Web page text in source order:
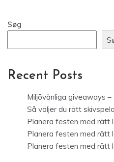
Søg
Recent Posts
Miljövänliga giveaways
Så väljer du rätt
Planera festen med rätt
Planera festen med rätt
Planera festen med rätt